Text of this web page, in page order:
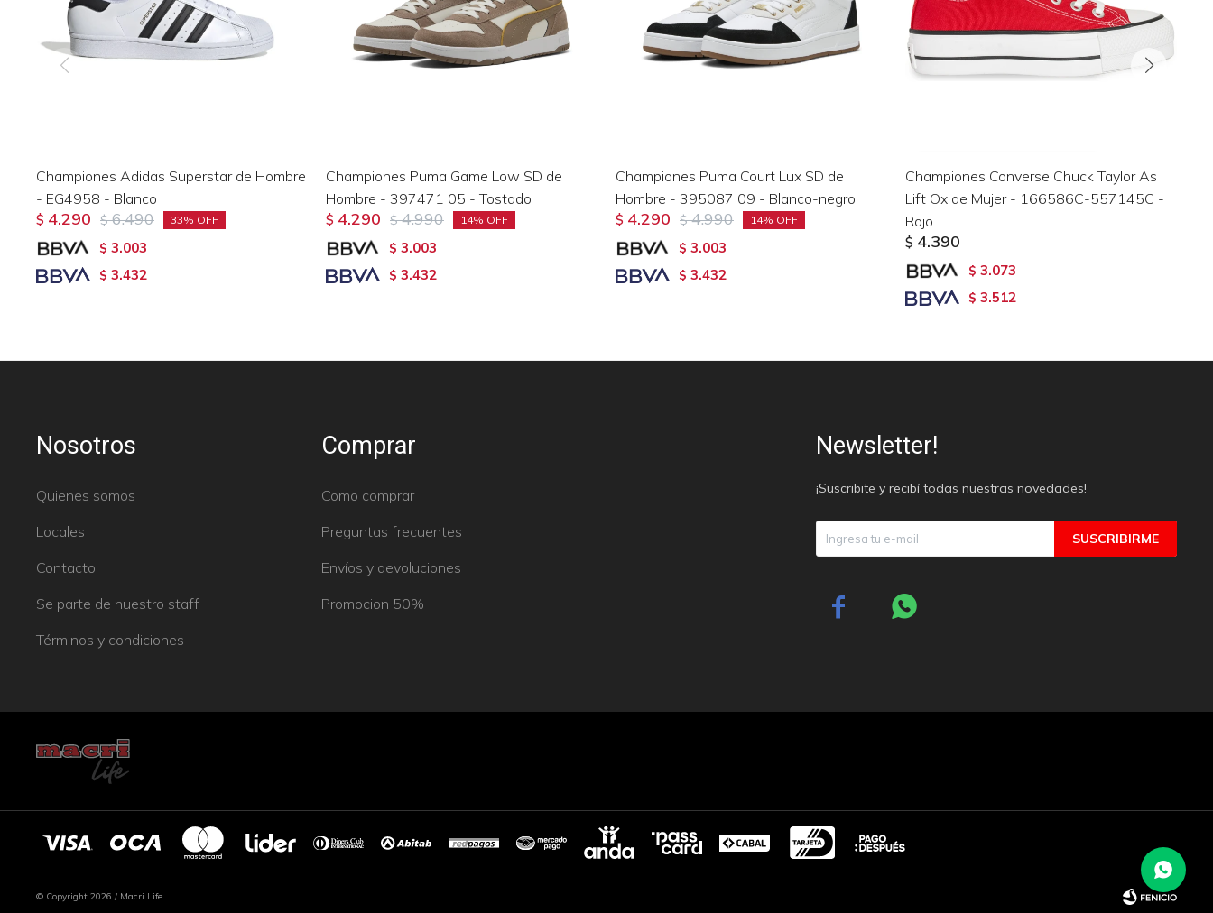
Championes Adidas Superstar de Hombre
- EG4958 - Blanco
$ 4.290 $ 6.490 33
$ 3.003
$ 3.432
Championes Puma Game Low SD de
Hombre - 397471 05 - Tostado
$ 4.290 $ 4.990 14
$ 3.003
$ 3.432
Championes Puma Court Lux SD de
Hombre - 395087 09 - Blanco-negro
$ 4.290 $ 4.990 14
$ 3.003
$ 3.432
Championes Converse Chuck Taylor As
Lift Ox de Mujer - 166586C-557145C -
Rojo
$ 4.390
$ 3.073
$ 3.512
Nosotros
Quienes somos
Locales
Contacto
Se parte de nuestro staff
Términos y condiciones
Comprar
Como comprar
Preguntas frecuentes
Envíos y devoluciones
Promocion 50%
Newsletter!
¡Suscribite y recibí todas nuestras novedades!
SUSCRIBIRME
 
© Copyright 2026 / Macri Life